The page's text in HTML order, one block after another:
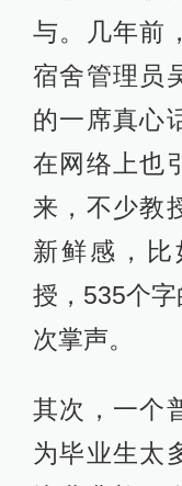
与。几年前
宿舍管理员
的一席真心
在网络上也
来，不少教
新鲜感，
授，535个
次掌声。
其次，一个
为毕业生太